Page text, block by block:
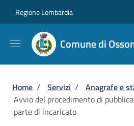
Regione Lombardia
Comune di
Briciole di pane
Home / Servizi / Anagrafe e
Avvio del procedimento di
parte di incaricato